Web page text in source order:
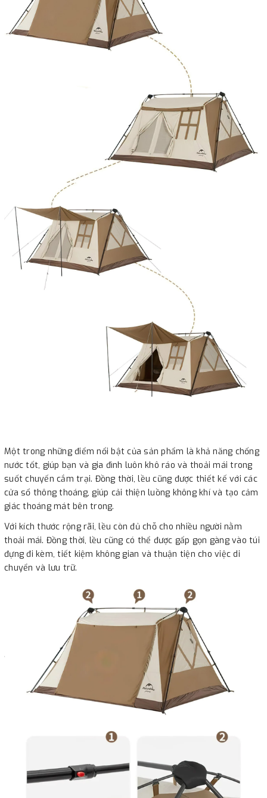
Một trong những điểm nổi bật của sản phẩm là khả năng chống
nước tốt, giúp bạn và gia đình luôn khô ráo và thoải mái trong
suốt chuyến cắm trại. Đồng thời, lều cũng được thiết kế với các
cửa sổ thông thoáng, giúp cải thiện luồng không khí và tạo cảm
giác thoáng mát bên trong.
Với kích thước rộng rãi, lều còn đủ chỗ cho nhiều người nằm
thoải mái. Đồng thời, lều cũng có thể được gấp gọn gàng vào túi
đựng đi kèm, tiết kiệm không gian và thuận tiện cho việc di
chuyển và lưu trữ.